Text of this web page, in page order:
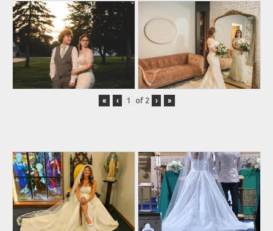
« ‹ of 2 › »